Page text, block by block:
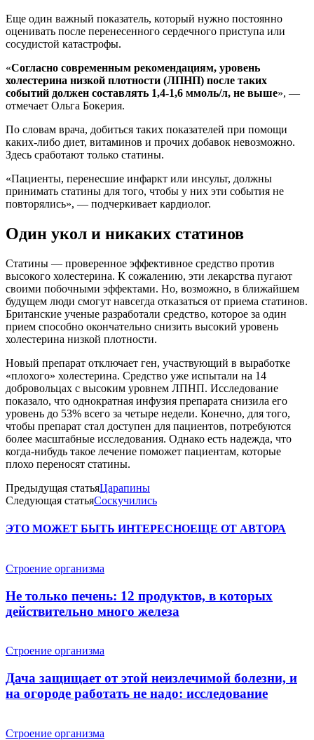
Еще один важный показатель, который нужно постоянно
оценивать после перенесенного сердечного приступа или
сосудистой катастрофы.
«Согласно современным рекомендациям, уровень
холестерина низкой плотности (ЛПНП) после таких
событий должен составлять 1,4-1,6 ммоль/л, не выше», —
отмечает Ольга Бокерия.
По словам врача, добиться таких показателей при помощи
каких-либо диет, витаминов и прочих добавок невозможно.
Здесь сработают только статины.
«Пациенты, перенесшие инфаркт или инсульт, должны
принимать статины для того, чтобы у них эти события не
повторялись», — подчеркивает кардиолог.
Один укол и никаких статинов
Статины — проверенное эффективное средство против
высокого холестерина. К сожалению, эти лекарства пугают
своими побочными эффектами. Но, возможно, в ближайшем
будущем люди смогут навсегда отказаться от приема статинов.
Британские ученые разработали средство, которое за один
прием способно окончательно снизить высокий уровень
холестерина низкой плотности.
Новый препарат отключает ген, участвующий в выработке
«плохого» холестерина. Средство уже испытали на 14
добровольцах с высоким уровнем ЛПНП. Исследование
показало, что однократная инфузия препарата снизила его
уровень до 53% всего за четыре недели. Конечно, для того,
чтобы препарат стал доступен для пациентов, потребуются
более масштабные исследования. Однако есть надежда, что
когда-нибудь такое лечение поможет пациентам, которые
плохо переносят статины.
Предыдущая статьяЦарапины
Следующая статьяСоскучились
ЭТО МОЖЕТ БЫТЬ ИНТЕРЕСНОЕЩЕ ОТ АВТОРА
Строение организма
Не только печень: 12 продуктов, в которых
действительно много железа
Строение организма
Дача защищает от этой неизлечимой болезни, и
на огороде работать не надо: исследование
Строение организма